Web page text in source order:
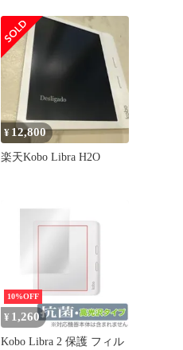
N367-KJ-WH-S-CK 未使
用 送料無料
¥ 12,800
楽天Kobo Libra H2O
10%OFF
¥ 1,260
Kobo Libra 2 保護 フィル